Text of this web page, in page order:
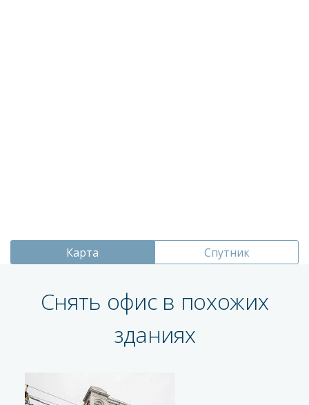
Карта Спутник
Снять офис в похожих
зданиях